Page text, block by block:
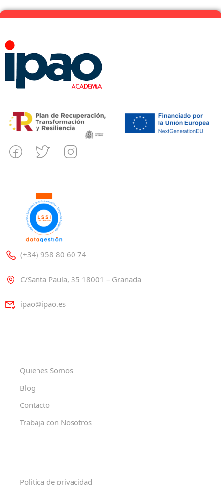
(+34) 958 80 60 74
C/Santa Paula, 35 18001 – Granada
ipao@ipao.es
Quienes Somos
Blog
Contacto
Trabaja con Nosotros
Politica de privacidad